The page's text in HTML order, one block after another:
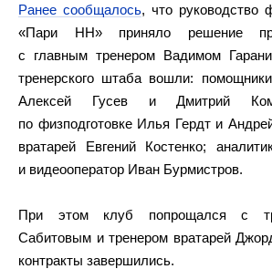
Ранее сообщалось, что руководство
«Пари НН» приняло решение
с главным тренером Вадимом
тренерского штаба вошли: помощники
Алексей Гусев и Дмитрий
по физподготовке Илья Гердт и
вратарей Евгений Костенко;
и видеооператор Иван Бурмистров.
При этом клуб попрощался с
Сабитовым и тренером вратарей
контракты завершились.